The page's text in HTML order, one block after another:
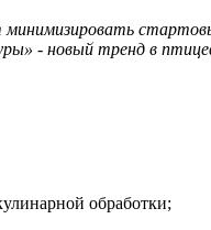
- новый тренд в
обработки;